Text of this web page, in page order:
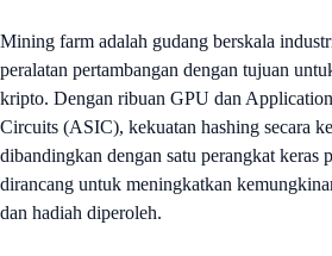
Mining farm adalah gudang berskala
peralatan pertambangan dengan tujuan
kripto. Dengan ribuan GPU dan
Circuits (ASIC), kekuatan hashing secara
dibandingkan dengan satu perangkat keras
dirancang untuk meningkatkan
dan hadiah diperoleh.